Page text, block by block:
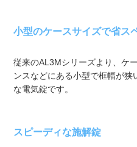
小型のケースサイズで省ス
従来のAL3Mシリーズより、ケ
ンスなどにある小型で框幅が
な電気錠です。
スピーディな施解錠